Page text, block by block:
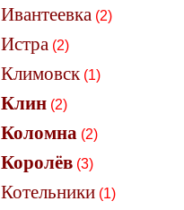
Ивантеевка(2)
Истра(2)
Климовск(1)
Клин(2)
Коломна(2)
Королёв(3)
Котельники(1)